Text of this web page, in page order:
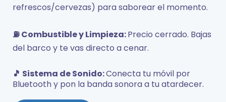
refrescos/cervezas) para saborear el momento.
⛽ Combustible y Limpieza:Precio cerrado. Bajas
del barco y te vas directo a cenar.
🎵 Sistema de Sonido:Conecta tu móvil por
Bluetooth y pon la banda sonora a tu atardecer.